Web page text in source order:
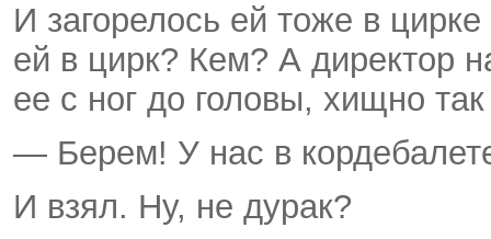
И загорелось ей тоже в
ей в цирк? Кем? А директор
ее с ног до головы, хищно
— Берем! У нас в
И взял. Ну, не дурак?